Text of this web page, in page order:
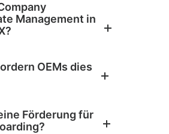
Management in
OEMs dies
Förderung für